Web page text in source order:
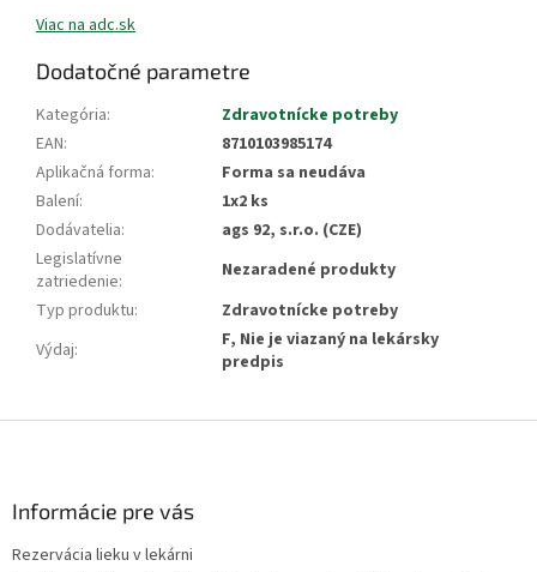
Viac na adc.sk
Dodatočné parametre
Kategória:
Zdravotnícke potreby
EAN:
8710103985174
Aplikačná forma:
Forma sa neudáva
Balení:
1x2 ks
Dodávatelia:
ags 92, s.r.o. (CZE)
Legislatívne
zatriedenie:
Nezaradené produkty
Typ produktu:
Zdravotnícke potreby
Výdaj:
F, Nie je viazaný na lekársky
predpis
Informácie pre vás
Rezervácia lieku v lekárni